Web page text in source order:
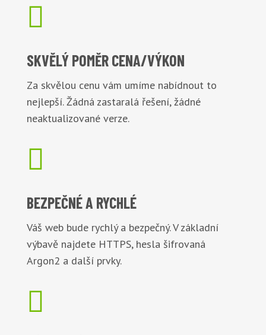

SKVĚLÝ POMĚRCENA/VÝKON
Za skvělou cenu vám umíme nabídnout to
nejlepší. Žádná zastaralá řešení, žádné
neaktualizované verze.

BEZPEČNÉA RYCHLÉ
Váš web bude rychlý a bezpečný. V základní
výbavě najdete HTTPS, hesla šifrovaná
Argon2 a další prvky.
